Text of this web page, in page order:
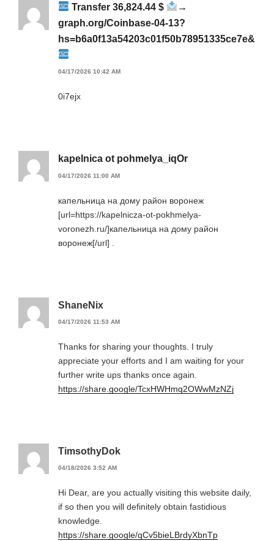
Transfer 36,824.44 $
→
graph.org/Coinbase-04-13?
hs=b6a0f13a54203c01f50b78951335ce7e&
04/17/2026 10:42 AM
0i7ejx
kapelnica ot pohmelya_iqOr
04/17/2026 11:00 AM
капельница на дому район воронеж
[url=https://kapelnicza-ot-pokhmelya-
voronezh.ru/]капельница на дому район
воронеж[/url] .
ShaneNix
04/17/2026 11:53 AM
Thanks for sharing your thoughts. I truly
appreciate your efforts and I am waiting for your
further write ups thanks once again.
https://share.google/TcxHWHmq2OWwMzNZj
TimsothyDok
04/18/2026 3:52 AM
Hi Dear, are you actually visiting this website daily,
if so then you will definitely obtain fastidious
knowledge.
https://share.google/qCv5bieLBrdyXbnTp